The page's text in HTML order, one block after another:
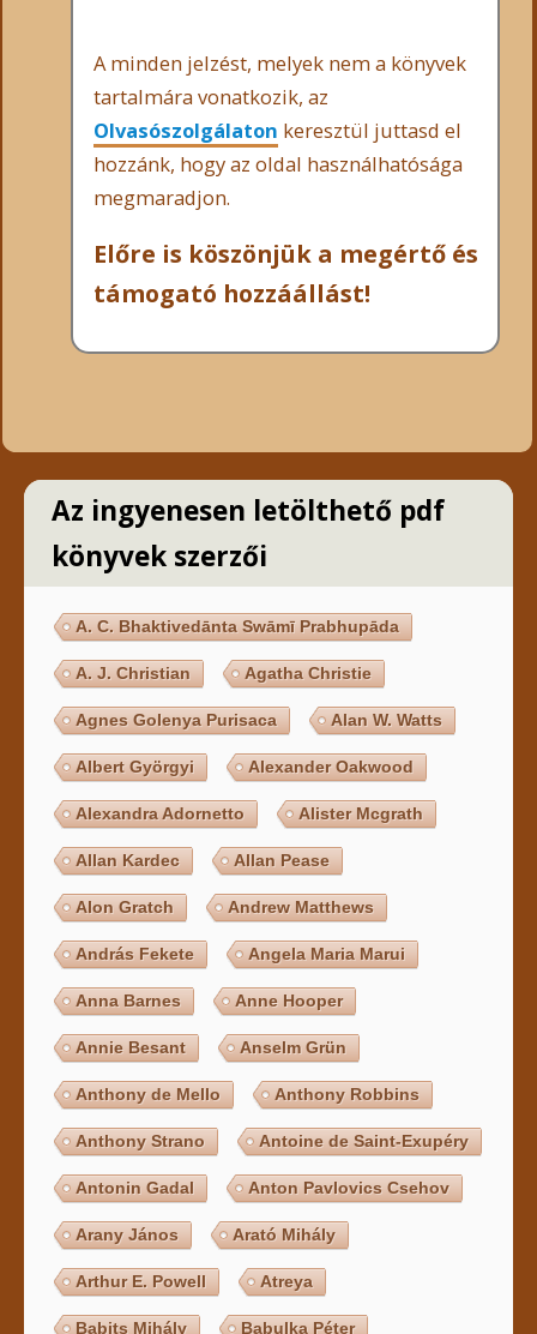
A minden jelzést, melyek nem a könyvek
tartalmára vonatkozik, az
Olvasószolgálaton keresztül juttasd el
hozzánk, hogy az oldal használhatósága
megmaradjon.
Előre is köszönjük a megértő és
támogató hozzáállást!
Az ingyenesen letölthető pdf
könyvek szerzői
A. C. Bhaktivedānta Swāmī Prabhupāda
A. J. Christian Agatha Christie
Agnes Golenya Purisaca Alan W. Watts
Albert Györgyi Alexander Oakwood
Alexandra Adornetto Alister Mcgrath
Allan Kardec Allan Pease
Alon Gratch Andrew Matthews
András Fekete Angela Maria Marui
Anna Barnes Anne Hooper
Annie Besant Anselm Grün
Anthony de Mello Anthony Robbins
Anthony Strano Antoine de Saint-Exupéry
Antonin Gadal Anton Pavlovics Csehov
Arany János Arató Mihály
Arthur E. Powell Atreya
Babits Mihály Babulka Péter